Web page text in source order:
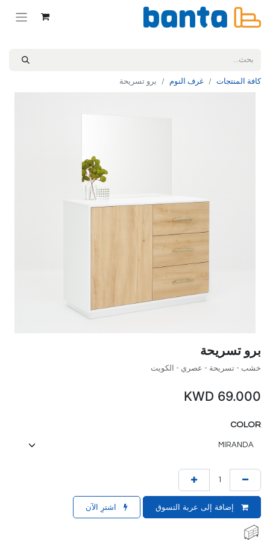
كافة المنتجات غرف النوم برو تسريحة
برو تسريحة
خشب - تسريحة - عصري - الكويت
69.000
COLOR
إضافة إلى عربة التسوق اشترِ الآن